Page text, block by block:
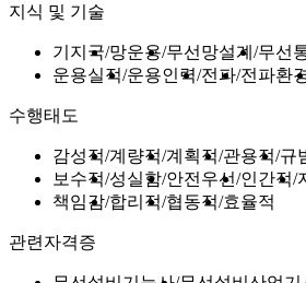
지식 및 기술
기지국 망운용 무선망설계 무선
운용실적 운용인력 전파 전파환
수행태도
감성적 계량적 계획적 관용적 규
보수적 성실함 안전우선 인간적
책임감 합리적 협동적 효율적
관련자격증